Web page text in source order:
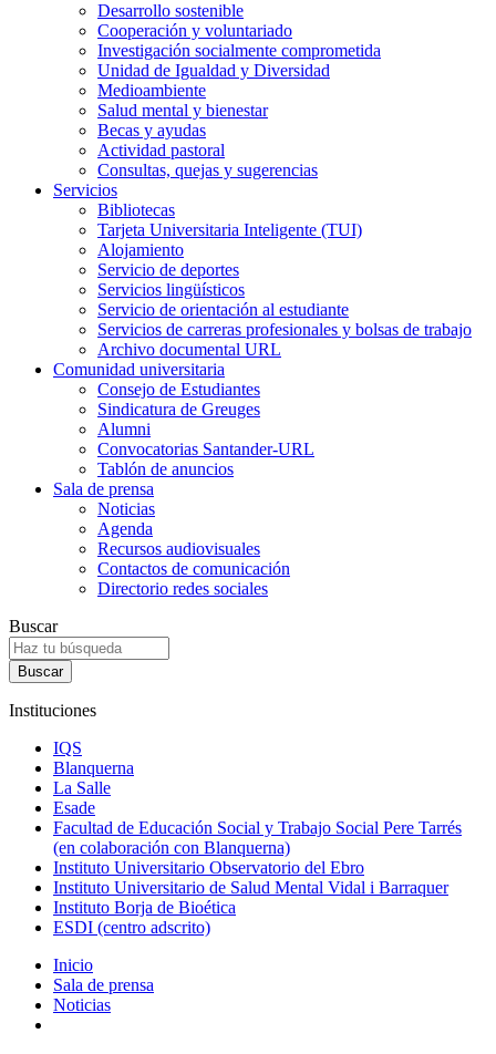
Desarrollo sostenible
Cooperación y voluntariado
Investigación socialmente comprometida
Unidad de Igualdad y Diversidad
Medioambiente
Salud mental y bienestar
Becas y ayudas
Actividad pastoral
Consultas, quejas y sugerencias
Servicios
Bibliotecas
Tarjeta Universitaria Inteligente (TUI)
Alojamiento
Servicio de deportes
Servicios lingüísticos
Servicio de orientación al estudiante
Servicios de carreras profesionales y bolsas de trabajo
Archivo documental URL
Comunidad universitaria
Consejo de Estudiantes
Sindicatura de Greuges
Alumni
Convocatorias Santander-URL
Tablón de anuncios
Sala de prensa
Noticias
Agenda
Recursos audiovisuales
Contactos de comunicación
Directorio redes sociales
Buscar
Instituciones
IQS
Blanquerna
La Salle
Esade
Facultad de Educación Social y Trabajo Social Pere Tarrés
(en colaboración con Blanquerna)
Instituto Universitario Observatorio del Ebro
Instituto Universitario de Salud Mental Vidal i Barraquer
Instituto Borja de Bioética
ESDI (centro adscrito)
Inicio
Sala de prensa
Noticias